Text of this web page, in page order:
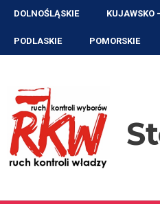
Przejdź
treści
DOLNOŚLĄSKIE KUJAWSKO
PODLASKIE POMORSKIE